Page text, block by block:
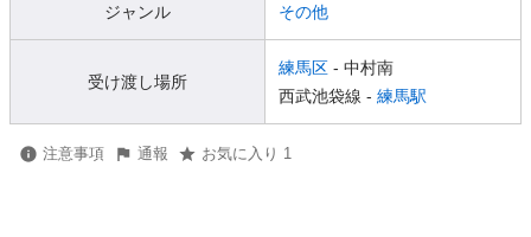
ジャンル その他
受け渡し場所
練馬区 - 中村南
西武池袋線 - 練馬駅
注意事項 通報 お気に入り 1